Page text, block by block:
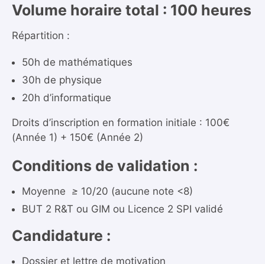
Volume horaire total : 100 heures
Répartition :
50h de mathématiques
30h de physique
20h d’informatique
Droits d’inscription en formation initiale : 100€
(Année 1) + 150€ (Année 2)
Conditions de validation :
Moyenne ≥ 10/20 (aucune note <8)
BUT 2 R&T ou GIM ou Licence 2 SPI validé
Candidature :
Dossier et lettre de motivation